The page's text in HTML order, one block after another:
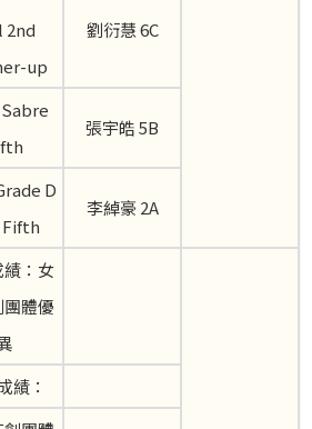
2nd
up
劉衍慧 6C
張宇皓 5B
D
李綽豪 2A
績：女
體優
績：